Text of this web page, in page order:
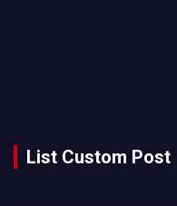
List Custom Post